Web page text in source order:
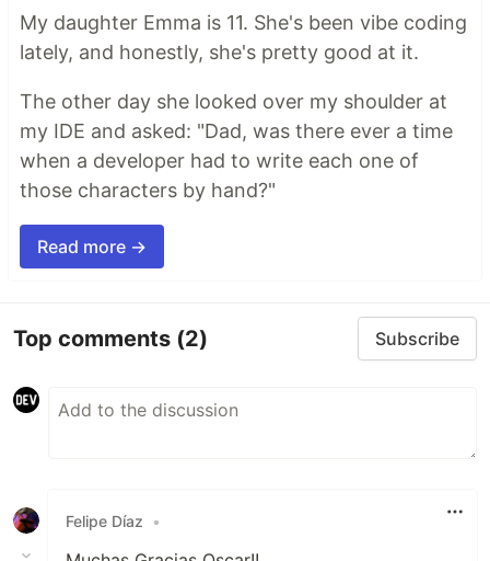
My daughter Emma is 11. She's been vibe coding
lately, and honestly, she's pretty good at it.
The other day she looked over my shoulder at
my IDE and asked: "Dad, was there ever a time
when a developer had to write each one of
those characters by hand?"
Read more →
Top comments (2) Subscribe
Felipe Díaz •